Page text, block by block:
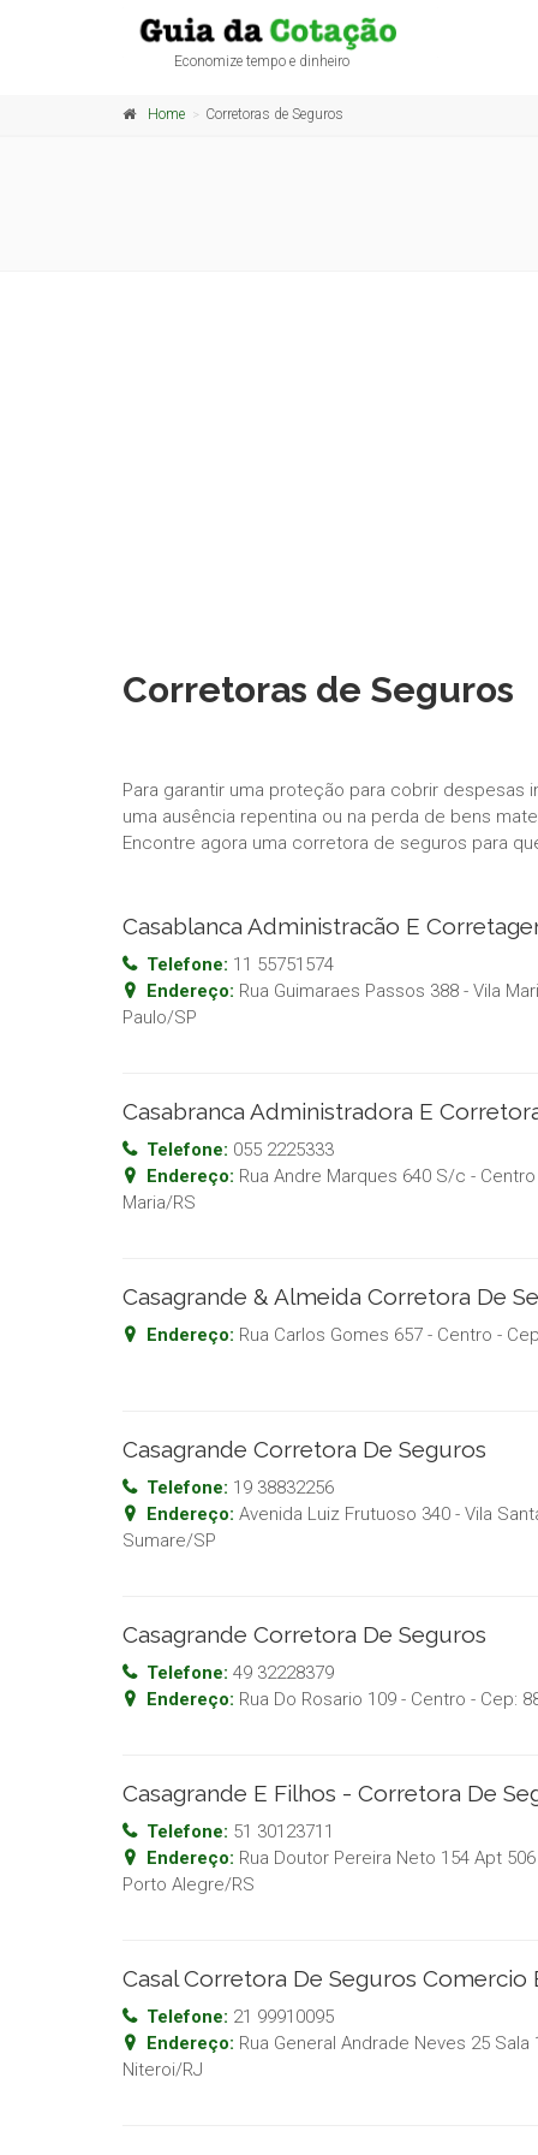
Economize tempo e dinheiro
Home Corretoras de Seguros
Corretoras de Seguros
Para garantir uma proteção para cobrir
uma ausência repentina ou na perda de bens
Encontre agora uma corretora de seguros para
Casablanca Administracão E
Telefone: 11 55751574
Endereço: Rua Guimaraes Passos 388 - Vila
Paulo/SP
Casabranca Administradora E
Telefone: 055 2225333
Endereço: Rua Andre Marques 640 S/c - Centro
Maria/RS
Casagrande & Almeida Corretora De
Endereço: Rua Carlos Gomes 657 - Centro -
Casagrande Corretora De Seguros
Telefone: 19 38832256
Endereço: Avenida Luiz Frutuoso 340 - Vila
Sumare/SP
Casagrande Corretora De Seguros
Telefone: 49 32228379
Endereço: Rua Do Rosario 109 - Centro - Cep:
Casagrande E Filhos - Corretora De
Telefone: 51 30123711
Endereço: Rua Doutor Pereira Neto 154 Apt
Porto Alegre/RS
Casal Corretora De Seguros Comercio
Telefone: 21 99910095
Endereço: Rua General Andrade Neves 25 Sala
Niteroi/RJ